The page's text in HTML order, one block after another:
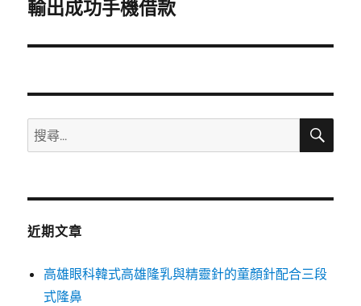
一
文
輸出成功手機借款
搜
尋
鍵
搜
近期文章
高雄眼科韓式高雄隆乳與精靈針的童顏針配合三段
式隆鼻